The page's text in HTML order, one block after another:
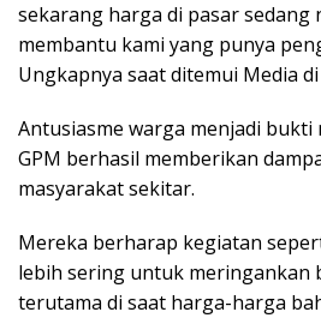
sekarang harga di pasar sedang
membantu kami yang punya
Ungkapnya saat ditemui Media di
Antusiasme warga menjadi
GPM berhasil memberikan
masyarakat sekitar.
Mereka berharap kegiatan
lebih sering untuk meringankan
terutama di saat harga-harga